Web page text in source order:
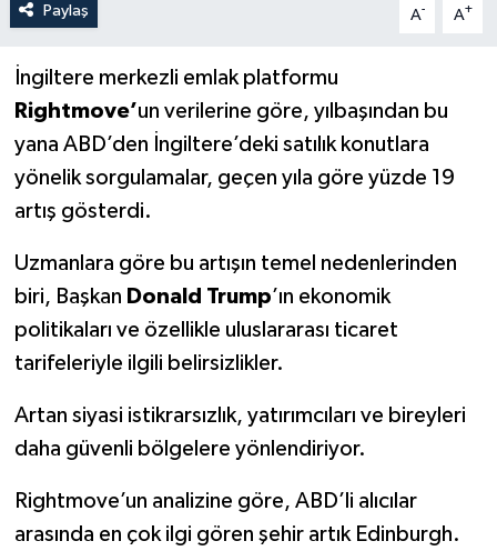
Paylaş A- A+
İngiltere merkezli emlak platformu
Rightmove’un verilerine göre, yılbaşından bu
yana ABD’den İngiltere’deki satılık konutlara
yönelik sorgulamalar, geçen yıla göre yüzde 19
artış gösterdi.
Uzmanlara göre bu artışın temel nedenlerinden
biri, Başkan Donald Trump’ın ekonomik
politikaları ve özellikle uluslararası ticaret
tarifeleriyle ilgili belirsizlikler.
Artan siyasi istikrarsızlık, yatırımcıları ve bireyleri
daha güvenli bölgelere yönlendiriyor.
Rightmove’un analizine göre, ABD’li alıcılar
arasında en çok ilgi gören şehir artık Edinburgh.